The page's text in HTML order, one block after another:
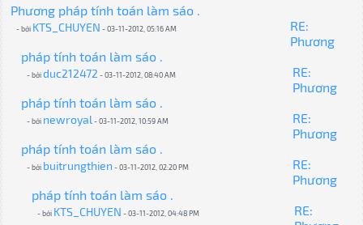
Phương pháp tính toán làm sáo .
- bởi KTS_CHUYEN - 03-11-2012, 05:16 AM
RE:
Phương
pháp tính toán làm sáo .
- bởiduc212472 - 03-11-2012, 08:40 AM
RE:
Phương
pháp tính toán làm sáo .
- bởi newroyal- 03-11-2012, 10:59 AM
RE:
Phương
pháp tính toán làm sáo .
- bởi buitrungthien - 03-11-2012, 02:20 PM
RE:
Phương
pháp tính toán làm sáo .
- bởi KTS_CHUYEN - 03-11-2012, 04:48 PM
RE: